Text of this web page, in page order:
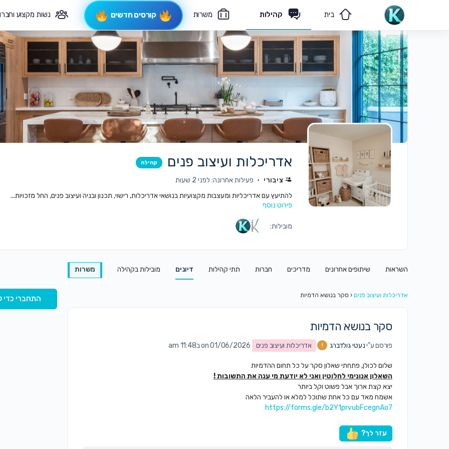
בית קהילות משרות קורסים חדשים נשות מקצוע
הצוות שלנו פיקוח תורני צרי קשר
אדריכלות ועיצוב פנים קהילה
ציבורי
פעילות אחרונה: לפני 2 שעות
להתיעץ עם אדריכליות ומעצבות מקצועיות בנושאי אדריכלות, רישוי, תכנון ובניה ועיצוב פנים, החל מזכויות...
פירוט נוסף
מובילות:
השראות שיתופים אחרונים מדריכים חברות תתי קהילות דיונים מובילות בקהילה משרות
אדריכלות ועיצוב פנים ‹ סקר בנושא הדמיות
סקר בנושא הדמיות
פורסם ע"ינעטי גולדברג אדריכלות ועיצוב פנים on 01/06/2026 ב11:48 am
שלום לכולן, פתחתי שאלון סקר על כל תחום ההדמיות
השאלון אנונימי לחלוטין ואני לא יודעת מי ענה את התשובות !
יצא קצת ארוך אבל פשוט וקל ביותר
אשמח מאד עם כל אחת שתוכל למלא או להעביר הלאה
https://forms.gle/b2Y1prvubFcegnAo7
עזר לך?
התחברי כדי